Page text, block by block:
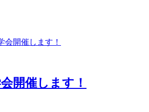
開催します！